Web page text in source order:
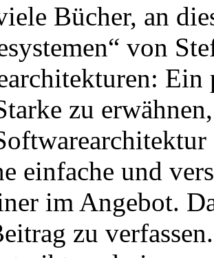
Bücher, an
von
zu
einfache und
im Angebot.
zu verfassen.